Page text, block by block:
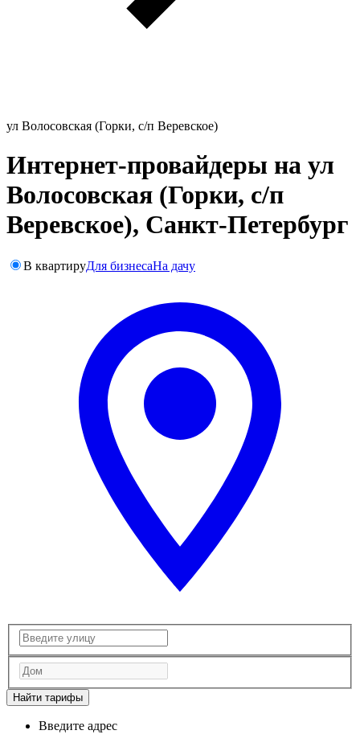
ул Волосовская (Горки, с/п Веревское)
Интернет-провайдеры на ул
Волосовская (Горки, с/п
Веревское), Санкт-Петербург
В квартируДля бизнесаНа дачу
Найти тарифы
Введите адрес